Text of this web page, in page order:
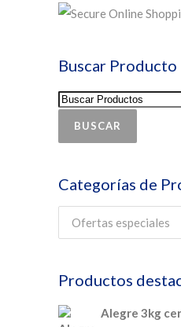
Buscar Producto
BUSCAR
Categorías de
Productos
Alegre 3kg